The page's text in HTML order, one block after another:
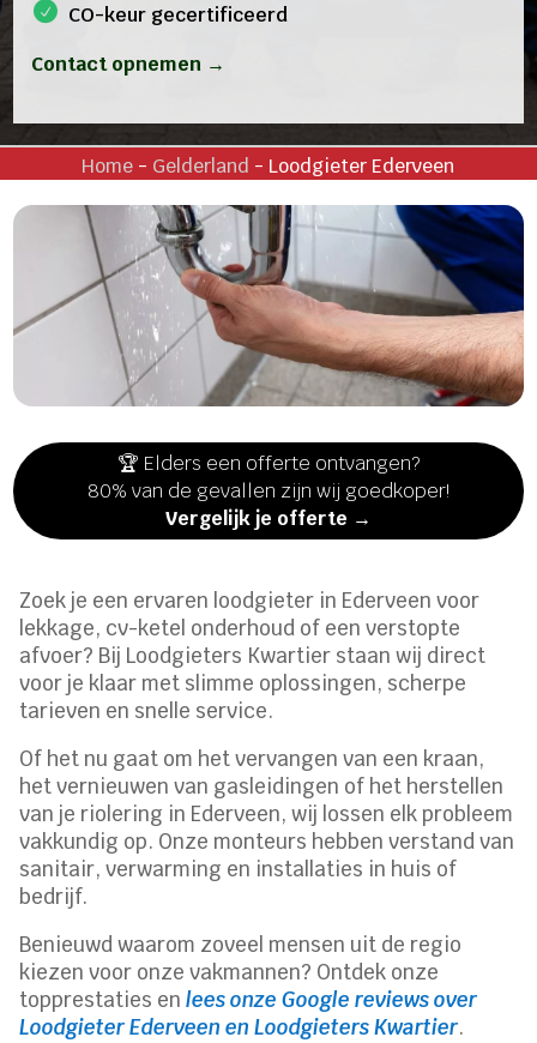
CO-keur gecertificeerd
Contact opnemen →
Home - Gelderland - Loodgieter Ederveen
🏆 Elders een offerte ontvangen?
80% van de gevallen zijn wij goedkoper!
Vergelijk je offerte →
Zoek je een ervaren loodgieter in Ederveen voor
lekkage, cv-ketel onderhoud of een verstopte
afvoer? Bij Loodgieters Kwartier staan wij direct
voor je klaar met slimme oplossingen, scherpe
tarieven en snelle service.
Of het nu gaat om het vervangen van een kraan,
het vernieuwen van gasleidingen of het herstellen
van je riolering in Ederveen, wij lossen elk probleem
vakkundig op. Onze monteurs hebben verstand van
sanitair, verwarming en installaties in huis of
bedrijf.
Benieuwd waarom zoveel mensen uit de regio
kiezen voor onze vakmannen? Ontdek onze
topprestaties enlees onze Google reviews over
Loodgieter Ederveen en Loodgieters Kwartier.